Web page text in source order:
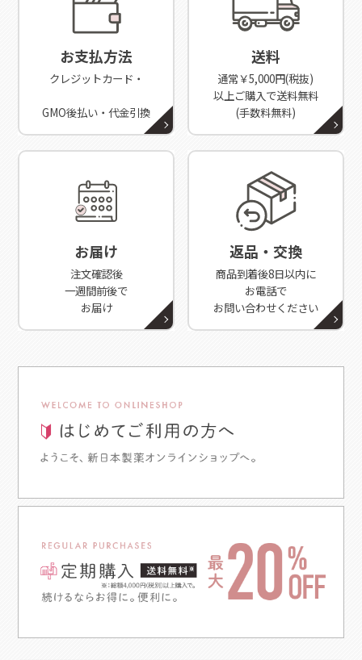
お支払方法
クレジットカード・
GMO後払い・代金引換
送料
通常￥5,000円(税抜)
以上ご購入で送料無料
(手数料無料)
お届け
注文確認後
一週間前後で
お届け
返品・交換
商品到着後8日以内に
お電話で
お問い合わせください